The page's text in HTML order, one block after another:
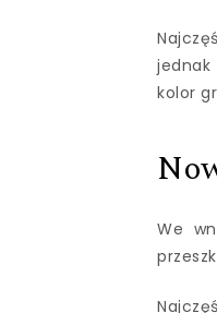
jednak
kolor
We